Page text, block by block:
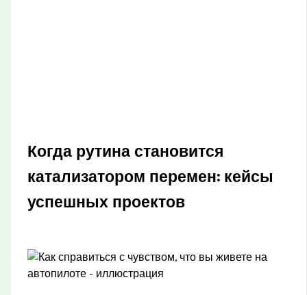
Когда рутина становится
катализатором перемен: кейсы
успешных проектов